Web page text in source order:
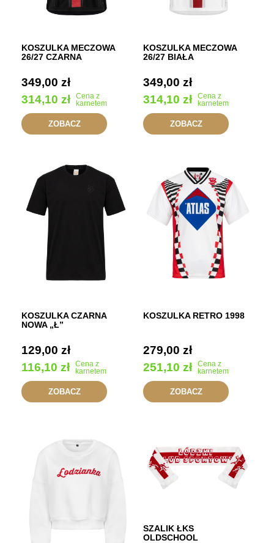
KOSZULKA MECZOWA
26/27 CZARNA
349,00 zł
314,10 zł
Cena z
karnetem
ZOBACZ
KOSZULKA MECZOWA
26/27 BIAŁA
349,00 zł
314,10 zł
Cena z
karnetem
ZOBACZ
KOSZULKA CZARNA
NOWA „Ł”
129,00 zł
116,10 zł
Cena z
karnetem
ZOBACZ
KOSZULKA RETRO 1998
279,00 zł
251,10 zł
Cena z
karnetem
ZOBACZ
SZALIK ŁKS
OLDSCHOOL